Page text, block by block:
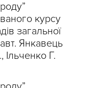
курсу
загальної
Янкавець
Г.